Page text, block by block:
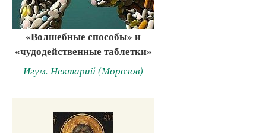
«Волшебные способы» и
«чудодейственные таблетки»
Игум. Нектарий (Морозов)